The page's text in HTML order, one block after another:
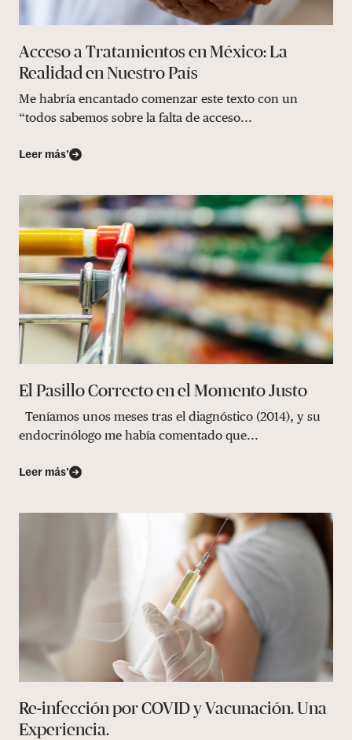
Acceso a Tratamientos en México: La
Realidad en Nuestro País
Me habría encantado comenzar este texto con un
“todos sabemos sobre la falta de acceso...
Leer más’
El Pasillo Correcto en el Momento Justo
Teníamos unos meses tras el diagnóstico (2014), y su
endocrinólogo me había comentado que...
Leer más’
Re-infección por COVID y Vacunación. Una
Experiencia.